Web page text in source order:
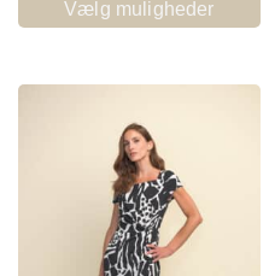
Vælg muligheder